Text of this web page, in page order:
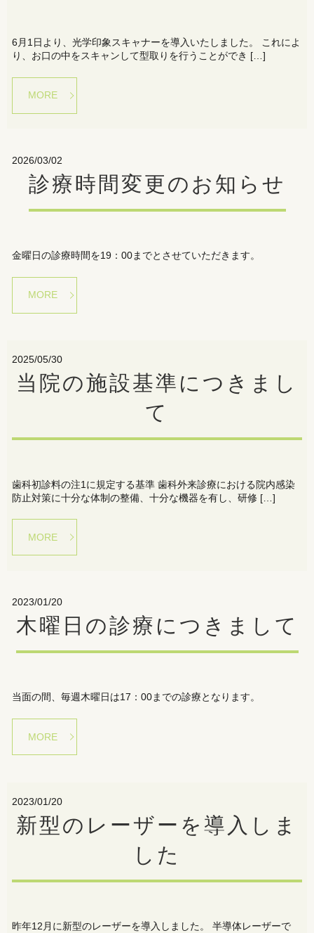
6月1日より、光学印象スキャナーを導入いたしました。 これによ
り、お口の中をスキャンして型取りを行うことができ […]
MORE
2026/03/02
診療時間変更のお知らせ
金曜日の診療時間を19：00までとさせていただきます。
MORE
2025/05/30
当院の施設基準につきまし
て
歯科初診料の注1に規定する基準 歯科外来診療における院内感染
防止対策に十分な体制の整備、十分な機器を有し、研修 […]
MORE
2023/01/20
木曜日の診療につきまして
当面の間、毎週木曜日は17：00までの診療となります。
MORE
2023/01/20
新型のレーザーを導入しま
した
昨年12月に新型のレーザーを導入しました。 半導体レーザーで